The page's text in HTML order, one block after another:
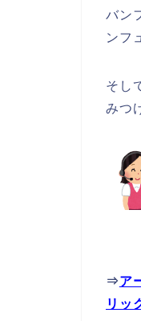
バン
ンフ
そし
みつ
⇒ア
リッ